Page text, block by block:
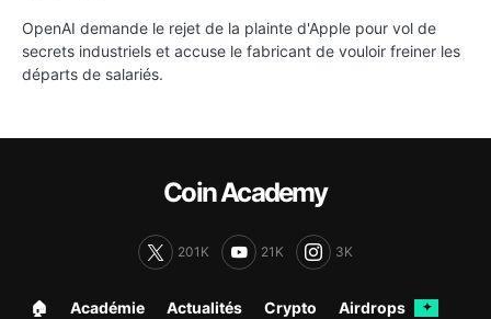
OpenAI demande le rejet de la plainte d'Apple pour vol de
secrets industriels et accuse le fabricant de vouloir freiner les
départs de salariés.
Coin Academy
201K 21K 3K
🏠︎ Académie Actualités Crypto Airdrops ✦